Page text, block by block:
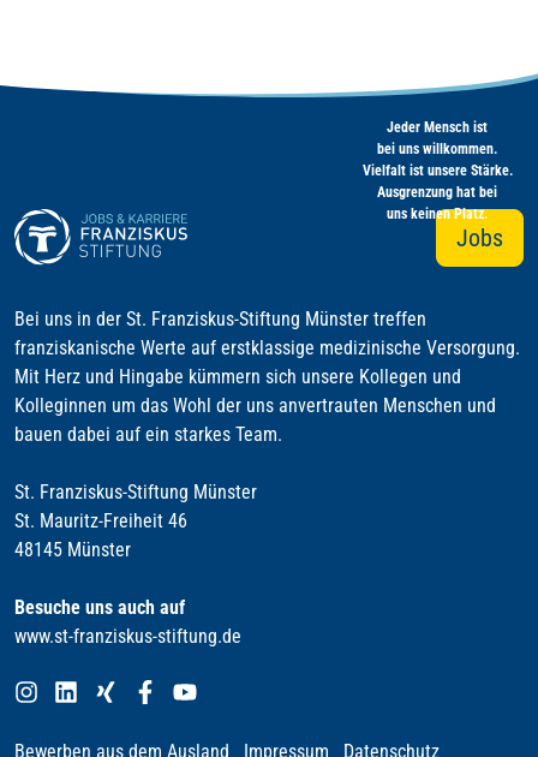
Jeder Mensch ist
bei uns willkommen.
Vielfalt ist unsere Stärke.
Ausgrenzung hat bei
uns keinen Platz.
Jobs
Bei uns in der St. Franziskus-Stiftung Münster treffen
franziskanische Werte auf erstklassige medizinische Versorgung.
Mit Herz und Hingabe kümmern sich unsere Kollegen und
Kolleginnen um das Wohl der uns anvertrauten Menschen und
bauen dabei auf ein starkes Team.
St. Franziskus-Stiftung Münster
St. Mauritz-Freiheit 46
48145 Münster
Besuche uns auch auf
www.st-franziskus-stiftung.de
Bewerben aus dem Ausland Impressum Datenschutz